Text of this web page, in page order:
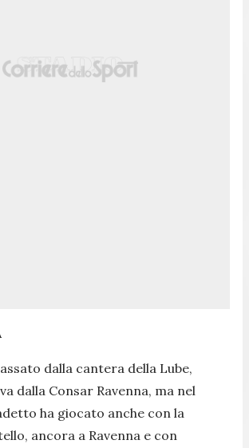
dalla cantera della Lube,
dalla Consar Ravenna, ma nel
ha giocato anche con la
ancora a Ravenna e con